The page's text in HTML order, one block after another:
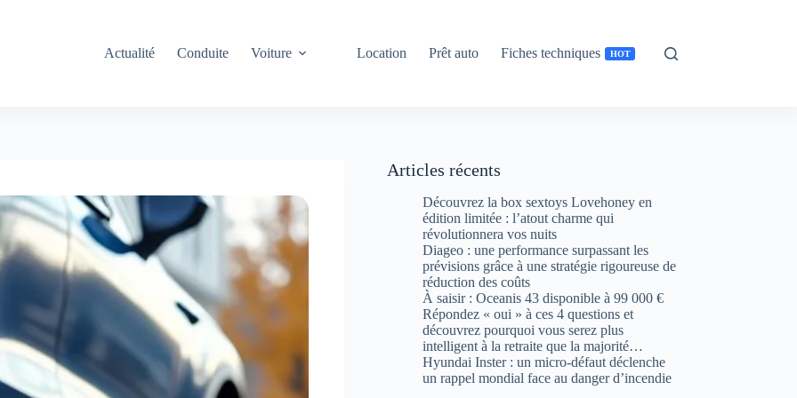
Actualité Conduite Voiture Location Prêt auto Fiches techniques HOT
Articles récents
Découvrez la box sextoys Lovehoney en
édition limitée : l’atout charme qui
révolutionnera vos nuits
Diageo : une performance surpassant les
prévisions grâce à une stratégie rigoureuse de
réduction des coûts
À saisir : Oceanis 43 disponible à 99 000 €
Répondez « oui » à ces 4 questions et
découvrez pourquoi vous serez plus
intelligent à la retraite que la majorité…
Hyundai Inster : un micro-défaut déclenche
un rappel mondial face au danger d’incendie